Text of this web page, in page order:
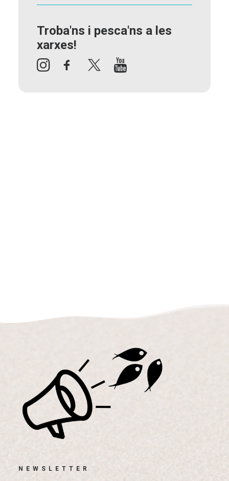
Troba'ns i pesca'ns a les
xarxes!
NEWSLETTER